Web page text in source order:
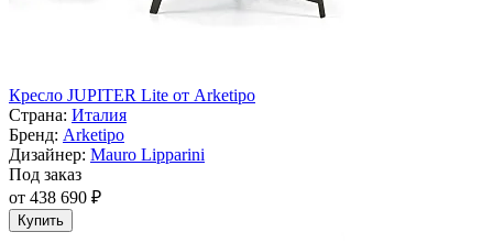
Кресло JUPITER Lite от Arketipo
Страна: Италия
Бренд: Arketipo
Дизайнер: Mauro Lipparini
Под заказ
от 438 690 ₽
Купить